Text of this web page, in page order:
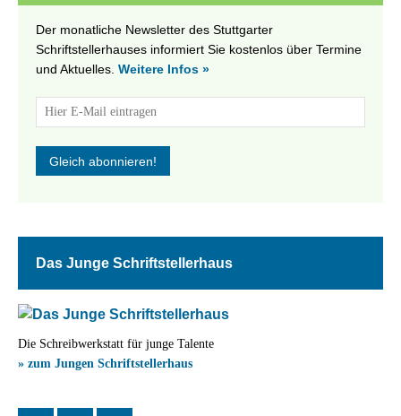
Der monatliche Newsletter des Stuttgarter
Schriftstellerhauses informiert Sie kostenlos über Termine
und Aktuelles. Weitere Infos »
Das Junge Schriftstellerhaus
Die Schreibwerkstatt für junge Talente
» zum Jungen Schriftstellerhaus